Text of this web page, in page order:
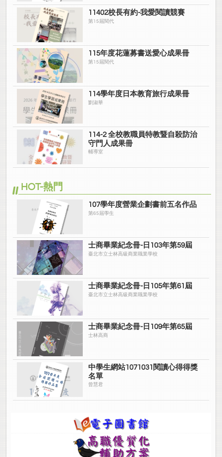
11402校長有約-我愛閱讀競賽
第15屆閱代
115年度花蓮募書送愛心成果冊
第15屆閱代
114學年度日本教育旅行成果冊
劉淑華
114-2 全校教職員特教暨自殺防治
守門人成果冊
輔導室
HOT-熱門
107學年度營業企劃書前五名作品
第65屆學生
士商畢業紀念冊-日103年第59屆
臺北市立士林高級商業職業學校
士商畢業紀念冊-日105年第61屆
臺北市立士林高級商業職業學校
士商畢業紀念冊-日109年第65屆
士林高商
中學生網站1071031閱讀心得得獎
名單
曾慧君